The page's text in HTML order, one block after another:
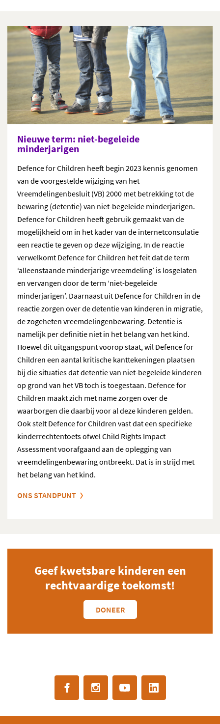
Nieuwe term: niet-begeleide
minderjarigen
Defence for Children heeft begin 2023 kennis genomen
van de voorgestelde wijziging van het
Vreemdelingenbesluit (VB) 2000 met betrekking tot de
bewaring (detentie) van niet-begeleide minderjarigen.
Defence for Children heeft gebruik gemaakt van de
mogelijkheid om in het kader van de internetconsulatie
een reactie te geven op dezewijziging. In de reactie
verwelkomt Defence for Children het feit dat de term
‘alleenstaande minderjarige vreemdeling’ is losgelaten
en vervangen door de term ‘niet-begeleide
minderjarigen’. Daarnaast uit Defence for Children in de
reactie zorgen over de detentie van kinderen in migratie,
de zogeheten vreemdelingenbewaring. Detentie is
namelijk per definitie niet in het belang van het kind.
Hoewel dit uitgangspunt voorop staat, wil Defence for
Children een aantal kritische kanttekeningen plaatsen
bij die situaties dat detentie van niet-begeleide kinderen
op grond van het VB toch is toegestaan. Defence for
Children maakt zich met name zorgen over de
waarborgen die daarbij voor al deze kinderen gelden.
Ook stelt Defence for Children vast dat een specifieke
kinderrechtentoets ofwel Child Rights Impact
Assessment voorafgaand aan de oplegging van
vreemdelingenbewaring ontbreekt. Dat is in strijd met
het belang van het kind.
ONS STANDPUNT
Geef kwetsbare kinderen een
rechtvaardige toekomst!
DONEER